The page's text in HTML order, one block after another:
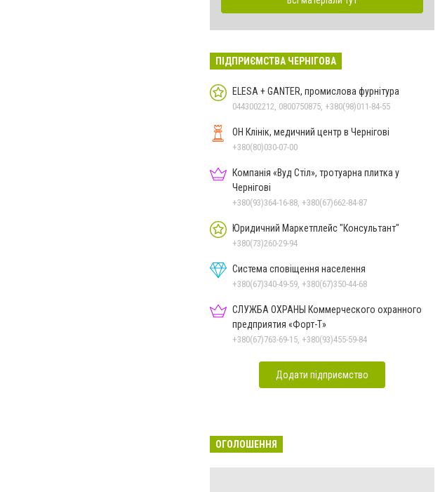
ПІДПРИЄМСТВА ЧЕРНІГОВА
ELESA + GANTER, промислова фурнітура
0443002212, 0800750875, +380(98)011-84-55
ОН Клінік, медичний центр в Чернігові
+380(80)030-07-00
Компанія «Вуд Стіл», тротуарна плитка у
Чернігові
+380(93)364-16-88, +380(67)662-84-87
Юридичний Маркетплейс "Консультант"
+380(73)260-29-94
Система сповіщення населення
+380(67)340-49-59, +380(67)350-44-68
СЛУЖБА ОХРАНЫ Коммерческого охранного
предприятия «Форт-Т»
+380(67)763-69-15, +380(93)455-59-84
Додати підприємство
ОГОЛОШЕННЯ